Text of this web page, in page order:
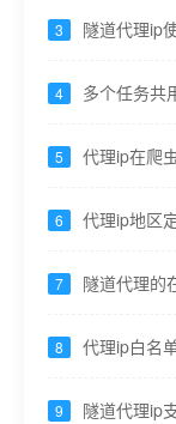
3
隧道代理ip
4
多个任务共
5
代理ip在爬
6
代理ip地区
7
隧道代理的
8
代理ip白名
9
隧道代理ip